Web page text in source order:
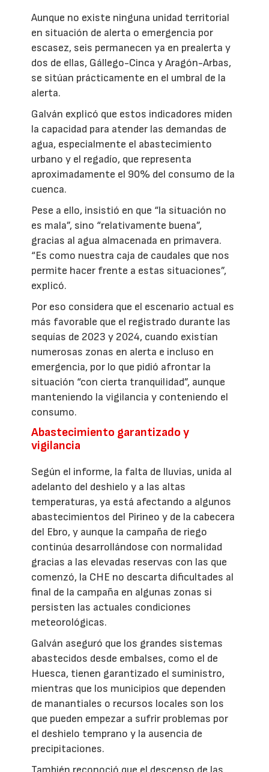
Aunque no existe ninguna unidad territorial
en situación de alerta o emergencia por
escasez, seis permanecen ya en prealerta y
dos de ellas, Gállego-Cinca y Aragón-Arbas,
se sitúan prácticamente en el umbral de la
alerta.
Galván explicó que estos indicadores miden
la capacidad para atender las demandas de
agua, especialmente el abastecimiento
urbano y el regadío, que representa
aproximadamente el 90% del consumo de la
cuenca.
Pese a ello, insistió en que “la situación no
es mala”, sino “relativamente buena”,
gracias al agua almacenada en primavera.
“Es como nuestra caja de caudales que nos
permite hacer frente a estas situaciones”,
explicó.
Por eso considera que el escenario actual es
más favorable que el registrado durante las
sequías de 2023 y 2024, cuando existían
numerosas zonas en alerta e incluso en
emergencia, por lo que pidió afrontar la
situación “con cierta tranquilidad”, aunque
manteniendo la vigilancia y conteniendo el
consumo.
Abastecimiento garantizado y
vigilancia
Según el informe, la falta de lluvias, unida al
adelanto del deshielo y a las altas
temperaturas, ya está afectando a algunos
abastecimientos del Pirineo y de la cabecera
del Ebro, y aunque la campaña de riego
continúa desarrollándose con normalidad
gracias a las elevadas reservas con las que
comenzó, la CHE no descarta dificultades al
final de la campaña en algunas zonas si
persisten las actuales condiciones
meteorológicas.
Galván aseguró que los grandes sistemas
abastecidos desde embalses, como el de
Huesca, tienen garantizado el suministro,
mientras que los municipios que dependen
de manantiales o recursos locales son los
que pueden empezar a sufrir problemas por
el deshielo temprano y la ausencia de
precipitaciones.